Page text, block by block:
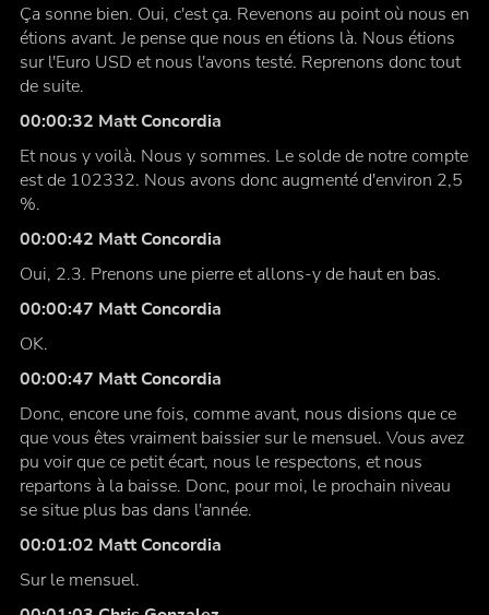
Ça sonne bien. Oui, c'est ça. Revenons au point où nous en
étions avant. Je pense que nous en étions là. Nous étions
sur l'Euro USD et nous l'avons testé. Reprenons donc tout
de suite.
00:00:32 Matt Concordia
Et nous y voilà. Nous y sommes. Le solde de notre compte
est de 102332. Nous avons donc augmenté d'environ 2,5
%.
00:00:42 Matt Concordia
Oui, 2.3. Prenons une pierre et allons-y de haut en bas.
00:00:47 Matt Concordia
OK.
00:00:47 Matt Concordia
Donc, encore une fois, comme avant, nous disions que ce
que vous êtes vraiment baissier sur le mensuel. Vous avez
pu voir que ce petit écart, nous le respectons, et nous
repartons à la baisse. Donc, pour moi, le prochain niveau
se situe plus bas dans l'année.
00:01:02 Matt Concordia
Sur le mensuel.